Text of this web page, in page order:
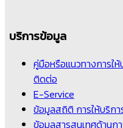
บริการข้อมูล
คู่มือหรือแนวทางการใ
ติดต่อ
E-Service
ข้อมูลสถิติ การให้บริกา
ข้อมูลสารสนเทศด้านก